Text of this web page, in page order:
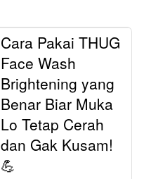
Cara Pakai THUG
Face Wash
Brightening yang
Benar Biar Muka
Lo Tetap Cerah
dan Gak Kusam!
💪